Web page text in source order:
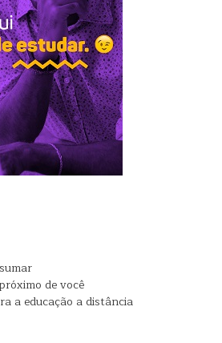
de você
a educação a distância